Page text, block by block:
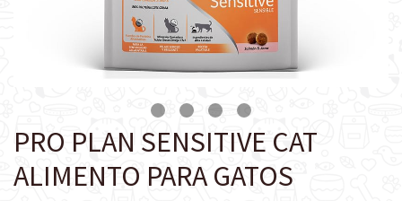
PRO PLAN SENSITIVE CAT
ALIMENTO PARA GATOS